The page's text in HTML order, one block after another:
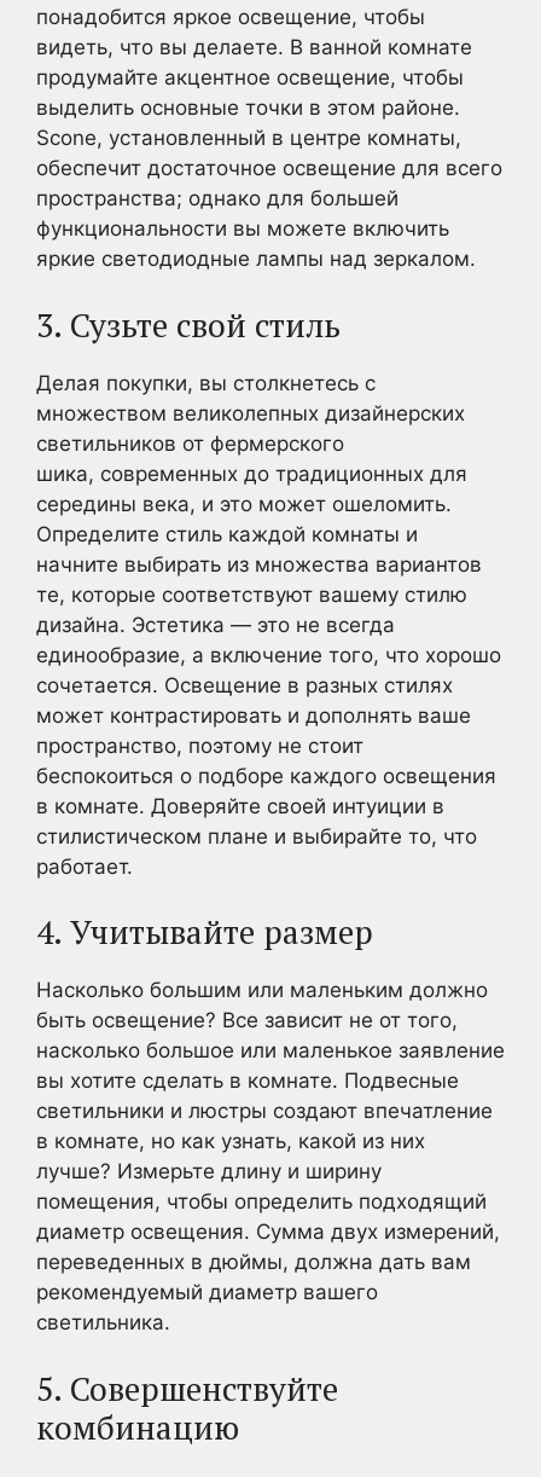
понадобится яркое освещение, чтобы
видеть, что вы делаете. В ванной комнате
продумайте акцентное освещение, чтобы
выделить основные точки в этом районе.
Scone, установленный в центре комнаты,
обеспечит достаточное освещение для всего
пространства; однако для большей
функциональности вы можете включить
яркие светодиодные лампы над зеркалом.
3. Сузьте свой стиль
Делая покупки, вы столкнетесь с
множеством великолепных дизайнерских
светильников от фермерского
шика, современных до традиционных для
середины века, и это может ошеломить.
Определите стиль каждой комнаты и
начните выбирать из множества вариантов
те, которые соответствуют вашему стилю
дизайна. Эстетика — это не всегда
единообразие, а включение того, что хорошо
сочетается. Освещение в разных стилях
может контрастировать и дополнять ваше
пространство, поэтому не стоит
беспокоиться о подборе каждого освещения
в комнате. Доверяйте своей интуиции в
стилистическом плане и выбирайте то, что
работает.
4. Учитывайте размер
Насколько большим или маленьким должно
быть освещение? Все зависит не от того,
насколько большое или маленькое заявление
вы хотите сделать в комнате. Подвесные
светильники и люстры создают впечатление
в комнате, но как узнать, какой из них
лучше? Измерьте длину и ширину
помещения, чтобы определить подходящий
диаметр освещения. Сумма двух измерений,
переведенных в дюймы, должна дать вам
рекомендуемый диаметр вашего
светильника.
5. Совершенствуйте
комбинацию